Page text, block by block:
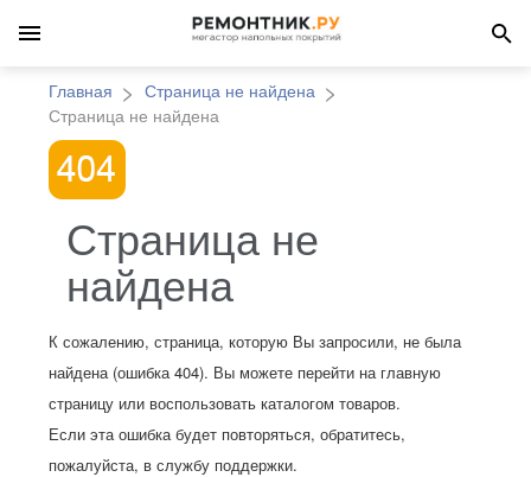
Главная
Страница не найдена
Страница не найдена
Страница не
найдена
К сожалению, страница, которую Вы запросили, не была
найдена (ошибка 404). Вы можете перейти на главную
страницу или воспользовать каталогом товаров.
Если эта ошибка будет повторяться, обратитесь,
пожалуйста, в службу поддержки.